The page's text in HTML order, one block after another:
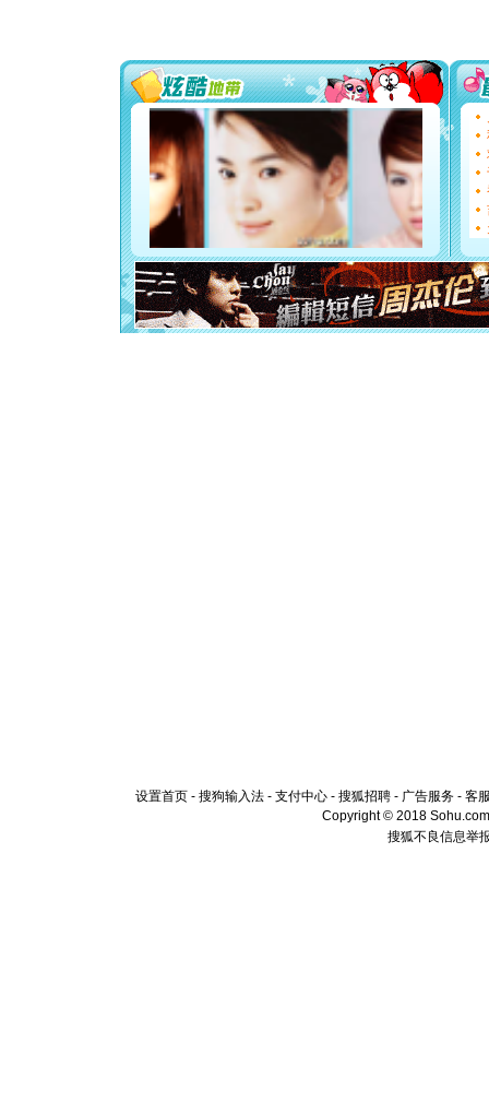
[圣诞节]
你太多，
要平安
[圣诞节]
能正大
都要快乐
[圣诞节]
如意,快
[元旦]
看
断电。
你是我
[元旦]如
起；二是
离。水晶
[元旦]当
泣，这痛
设置首页 - 搜狗输入法 - 支付中心 - 搜狐招聘 - 广告服务 - 客
Copyright © 2018
搜狐不良信息举